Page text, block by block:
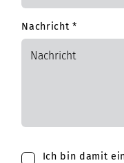
Nachricht *
Ich bin damit